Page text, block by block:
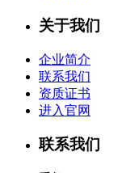
关于我们
企业简介
联系我们
资质证书
进入官网
联系我们